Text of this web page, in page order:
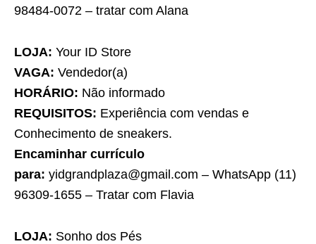
98484-0072 – tratar com Alana
LOJA: Your ID Store
VAGA: Vendedor(a)
HORÁRIO: Não informado
REQUISITOS: Experiência com vendas e
Conhecimento de sneakers.
Encaminhar currículo
para: yidgrandplaza@gmail.com – WhatsApp (11)
96309-1655 – Tratar com Flavia
LOJA: Sonho dos Pés